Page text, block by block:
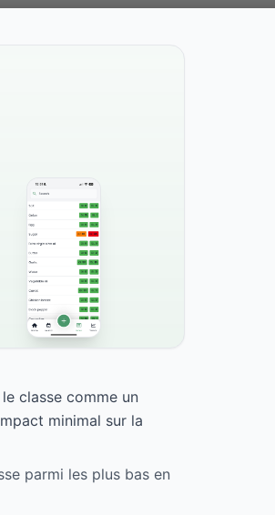
classe comme un
minimal sur la
parmi les plus bas en